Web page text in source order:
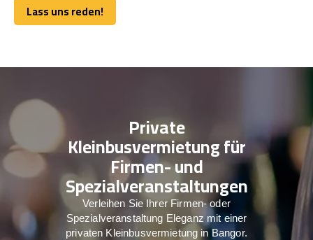
Lass uns reden!
Lass uns reden!
Private
Kleinbusvermietung für
Firmen- und
Spezialveranstaltungen
Verleihen Sie Ihrer Firmen- oder
Spezialveranstaltung Eleganz mit einer
privaten Kleinbusvermietung in Bangor.